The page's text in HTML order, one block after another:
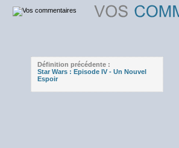
Définition précédente :
Star Wars : Episode IV - Un Nouvel
Espoir